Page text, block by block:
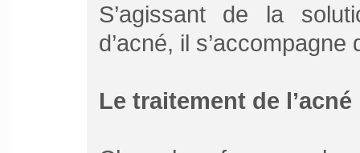
S’agissant de la
d’acné, il
Le traitement de